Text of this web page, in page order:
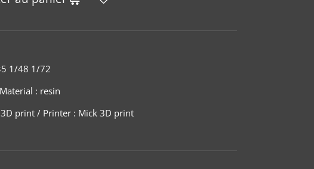
1/48 1/72
: resin
print / Printer : Mick 3D print